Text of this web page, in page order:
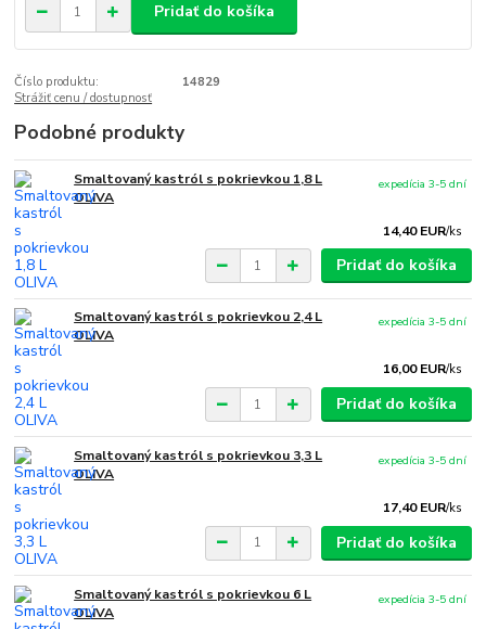
Pridať do košíka
Číslo produktu:
14829
Strážiť cenu / dostupnosť
Podobné produkty
Smaltovaný kastról s pokrievkou 1,8 L
OLIVA
14,40 EUR/ks
expedícia 3-5 dní
Pridať do košíka
Smaltovaný kastról s pokrievkou 2,4 L
OLIVA
16,00 EUR/ks
expedícia 3-5 dní
Pridať do košíka
Smaltovaný kastról s pokrievkou 3,3 L
OLIVA
17,40 EUR/ks
expedícia 3-5 dní
Pridať do košíka
Smaltovaný kastról s pokrievkou 6 L
OLIVA
expedícia 3-5 dní